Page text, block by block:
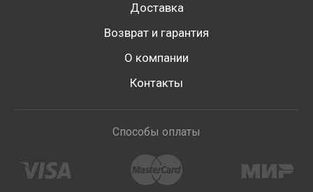
Доставка
Возврат и гарантия
О компании
Контакты
Способы оплаты